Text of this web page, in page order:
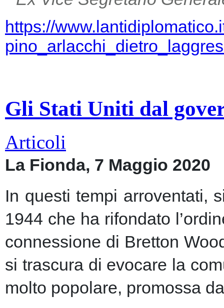
https://
Gli Stati Uniti dal
Articoli
La Fionda, 7 Maggio 2020
In questi tempi arroventati,
1944 che ha rifondato
connessione di Bretton
si trascura di evocare la
molto popolare, promossa